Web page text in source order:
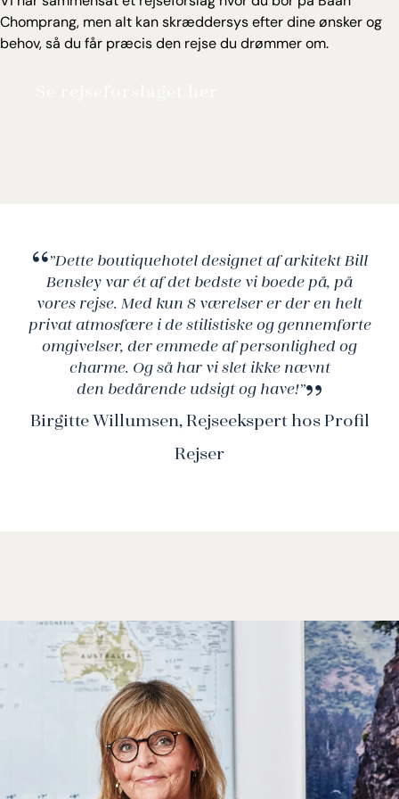
thailandske køkken med fokus på de bedste og
mest friske lokale ingredienser.
Chomprang, men alt kan skræddersys efter dine ønsker og
behov, så du får præcis den rejse du drømmer om.
”Dette boutiquehotel designet af arkitekt Bill
Bensley var ét af det bedste vi boede på, på
vores rejse. Med kun 8 værelser er der en helt
privat atmosfære i de stilistiske og gennemførte
omgivelser, der emmede af personlighed og
charme. Og så har vi slet ikke nævnt
den bedårende udsigt og have!”
Birgitte Willumsen, Rejseekspert hos Profil
Rejser